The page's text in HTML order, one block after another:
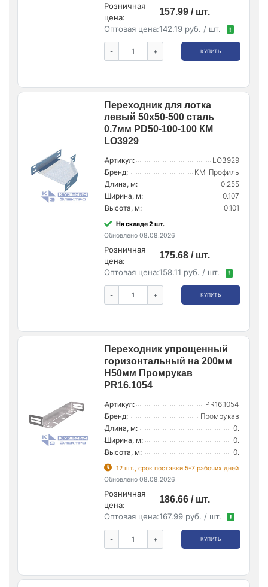
Розничная
цена:
157.99 / шт.
Оптовая цена:142.19 руб. / шт. !
- + КУПИТЬ
Переходник для лотка
левый 50х50-500 сталь
0.7мм PD50-100-100 КМ
LO3929
Артикул:
LO3929
Бренд:
КМ-Профиль
Длина, м:
0.255
Ширина, м:
0.107
Высота, м:
0.101
На складе 2 шт.
Обновлено 08.08.2026
Розничная
цена:
175.68 / шт.
Оптовая цена:158.11 руб. / шт. !
- + КУПИТЬ
Переходник упрощенный
горизонтальный на 200мм
H50мм Промрукав
PR16.1054
Артикул:
PR16.1054
Бренд:
Промрукав
Длина, м:
0.
Ширина, м:
0.
Высота, м:
0.
12 шт., срок поставки 5-7 рабочих дней
Обновлено 08.08.2026
Розничная
цена:
186.66 / шт.
Оптовая цена:167.99 руб. / шт. !
- + КУПИТЬ